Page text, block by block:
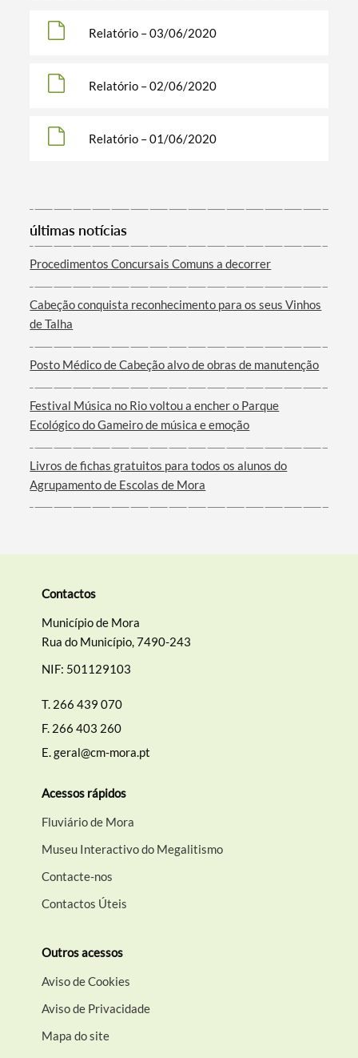
Categorias gerais
Filtros
Relatório – 03/06/2020
Relatório – 02/06/2020
Relatório – 01/06/2020
últimas notícias
Procedimentos Concursais Comuns a decorrer
Cabeção conquista reconhecimento para os seus Vinhos
de Talha
Posto Médico de Cabeção alvo de obras de manutenção
Festival Música no Rio voltou a encher o Parque
Ecológico do Gameiro de música e emoção
Livros de fichas gratuitos para todos os alunos do
Agrupamento de Escolas de Mora
Contactos
Município de Mora
Rua do Município, 7490-243
NIF: 501129103
T. 266 439 070
F. 266 403 260
E.geral@cm-mora.pt
Acessos rápidos
Fluviário de Mora
Museu Interactivo do Megalitismo
Contacte-nos
Contactos Úteis
Outros acessos
Aviso de Cookies
Aviso de Privacidade
Mapa do site